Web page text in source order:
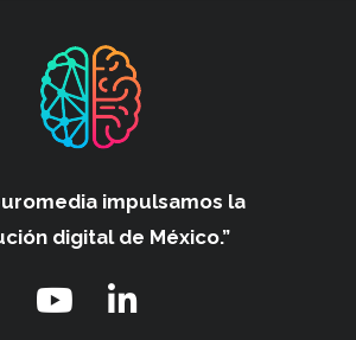
impulsamos la
digital de México.”